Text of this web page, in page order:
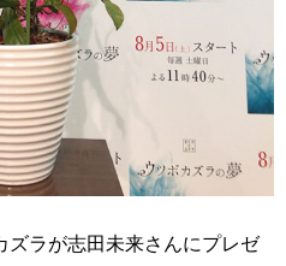
ズラが志田未来さんにプレゼ